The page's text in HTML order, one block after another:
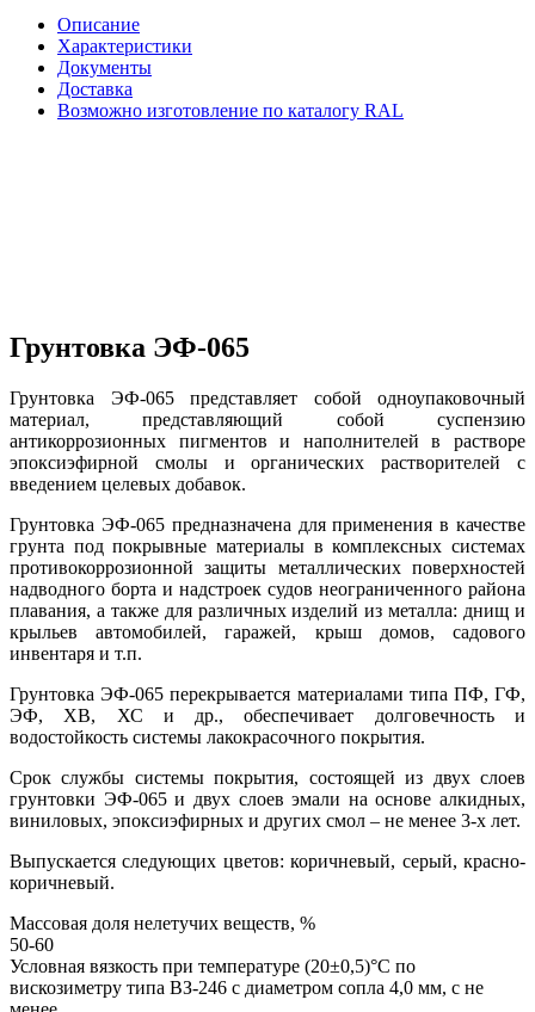
Описание
Характеристики
Документы
Доставка
Возможно изготовление по каталогу RAL
Грунтовка ЭФ-065
Грунтовка ЭФ-065 представляет собой одноупаковочный
материал, представляющий собой суспензию
антикоррозионных пигментов и наполнителей в растворе
эпоксиэфирной смолы и органических растворителей с
введением целевых добавок.
Грунтовка ЭФ-065 предназначена для применения в качестве
грунта под покрывные материалы в комплексных системах
противокоррозионной защиты металлических поверхностей
надводного борта и надстроек судов неограниченного района
плавания, а также для различных изделий из металла: днищ и
крыльев автомобилей, гаражей, крыш домов, садового
инвентаря и т.п.
Грунтовка ЭФ-065 перекрывается материалами типа ПФ, ГФ,
ЭФ, ХВ, ХС и др., обеспечивает долговечность и
водостойкость системы лакокрасочного покрытия.
Срок службы системы покрытия, состоящей из двух слоев
грунтовки ЭФ-065 и двух слоев эмали на основе алкидных,
виниловых, эпоксиэфирных и других смол – не менее 3-х лет.
Выпускается следующих цветов: коричневый, серый, красно-
коричневый.
Массовая доля нелетучих веществ, %
50-60
Условная вязкость при температуре (20±0,5)°С по
вискозиметру типа ВЗ-246 с диаметром сопла 4,0 мм, с не